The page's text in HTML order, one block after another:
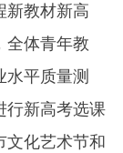
新教材新高
全体青年教
平质量测
行新高考选课
文化艺术节和